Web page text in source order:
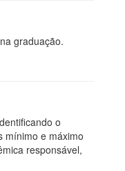
graduação.
o
mínimo e máximo
responsável,